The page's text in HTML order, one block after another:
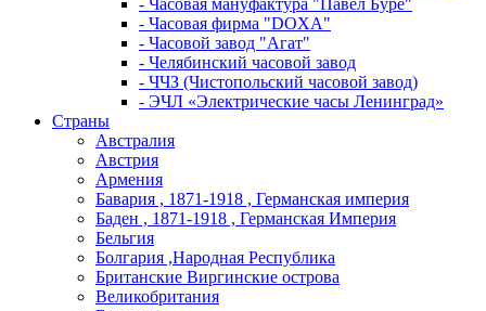
- Часовая мануфактура "Павел Буре"
- Часовая фирма "DOXA"
- Часовой завод "Агат"
- Челябинский часовой завод
- ЧЧЗ (Чистопольский часовой завод)
- ЭЧЛ «Электрические часы Ленинград»
Страны
Австралия
Австрия
Армения
Бавария , 1871-1918 , Германская империя
Баден , 1871-1918 , Германская Империя
Бельгия
Болгария ,Народная Республика
Британские Виргинские острова
Великобритания